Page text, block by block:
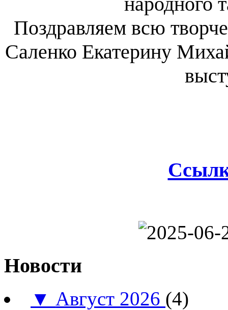
Поздравляем всю
Саленко Екатерину
Новости
▼ Август 2026 (4)